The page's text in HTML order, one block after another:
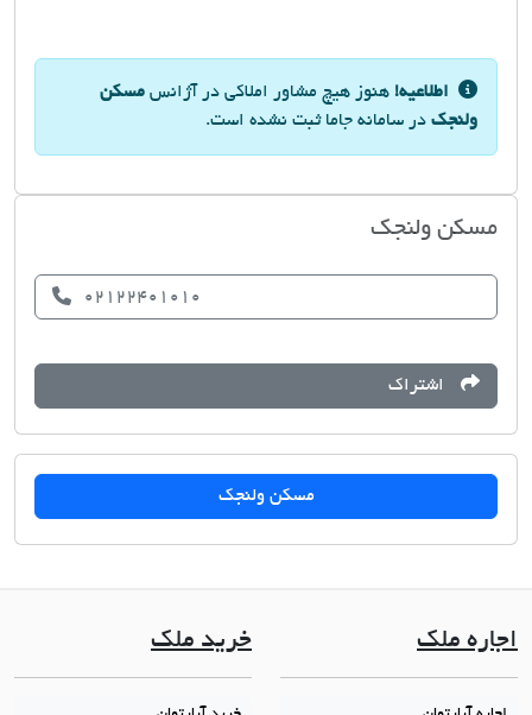
اطلاعیه! هنوز هیچ مشاور املاکی در آژانس مسکن
ولنجک در سامانه جاما ثبت نشده است.
مسکن ولنجک
02122401010
اشتراک
مسکن ولنجک
اجاره ملک خرید ملک